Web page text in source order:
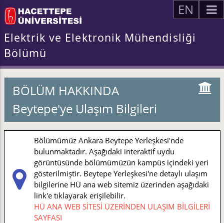
EN
Elektrik ve Elektronik Mühendisliği
Bölümü
BÖLÜM HAKKINDA
Beytepe'ye Ulaşım Bilgileri
Bölümümüz Ankara Beytepe Yerleşkesi'nde
bulunmaktadır. Aşağıdaki interaktif uydu
görüntüsünde bölümümüzün kampüs içindeki yeri
gösterilmiştir. Beytepe Yerleşkesi'ne detaylı ulaşım
bilgilerine HÜ ana web sitemiz üzerinden aşağıdaki
link'e tıklayarak erişilebilir.
HÜ ANA WEB SİTESİ ÜZERİNDEN ULAŞIM BİLGİLERİ
SAYFASI